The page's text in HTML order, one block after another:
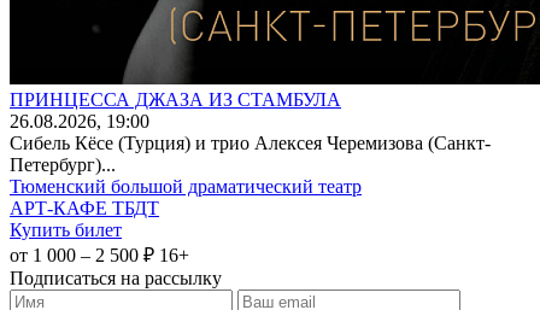
ПРИНЦЕССА ДЖАЗА ИЗ СТАМБУЛА
26.08.2026, 19:00
Сибель Кёсе (Турция) и трио Алексея Черемизова (Санкт-
Петербург)...
Тюменский большой драматический театр
АРТ-КАФЕ ТБДТ
Купить билет
от 1 000 – 2 500 ₽ 16+
Подписаться на рассылку